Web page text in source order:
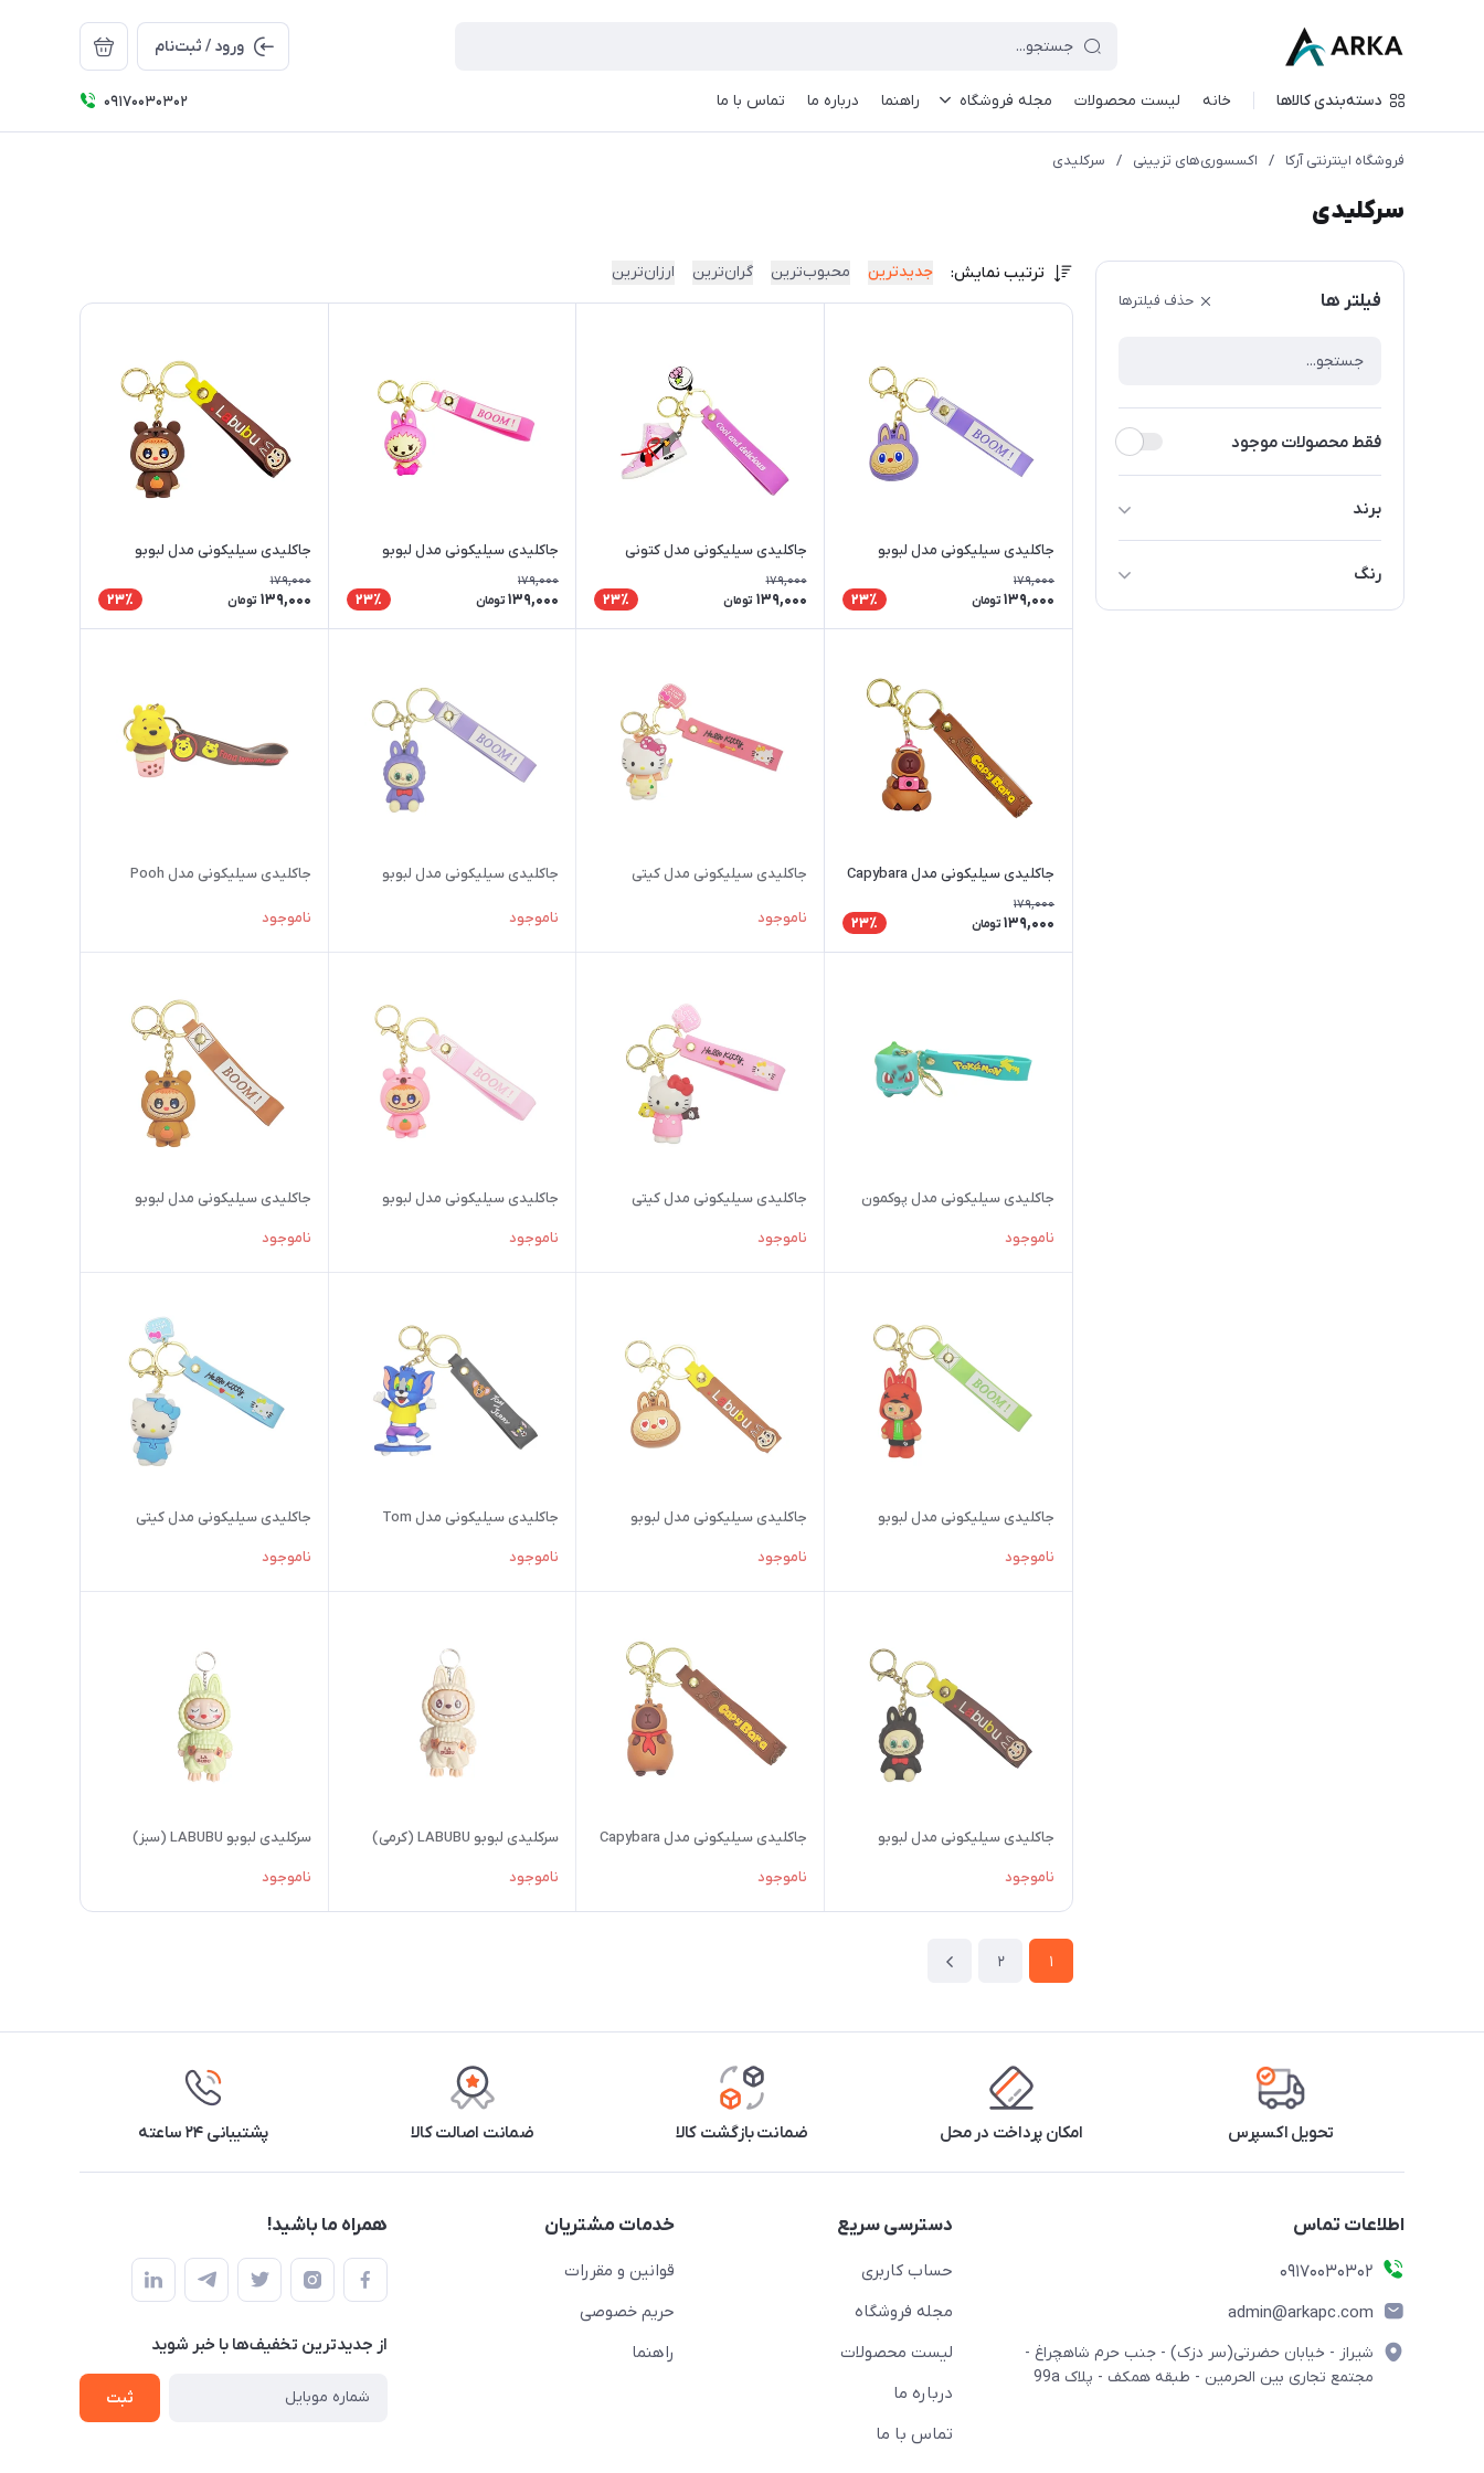
ورود / ثبت‌نام
دسته‌بندی کالاها خانه لیست محصولات مجله فروشگاه راهنما درباره ما تماس با ما 09170030302
فروشگاه اینترنتی آرکا / اکسسوری‌های تزیینی / سرکلیدی
سرکلیدی
فیلتر ها حذف فیلترها
فقط محصولات موجود
برند
رنگ
قرمز
ترتیب نمایش: جدیدترین محبوب‌ترین گران‌ترین ارزان‌ترین
جاکلیدی سیلیکونی مدل لبوبو
179,000
139,000 تومان 23٪
جاکلیدی سیلیکونی مدل کتونی
179,000
139,000 تومان 23٪
جاکلیدی سیلیکونی مدل لبوبو
179,000
139,000 تومان 23٪
جاکلیدی سیلیکونی مدل لبوبو
179,000
139,000 تومان 23٪
جاکلیدی سیلیکونی مدل Capybara
179,000
139,000 تومان 23٪
جاکلیدی سیلیکونی مدل کیتی
ناموجود
جاکلیدی سیلیکونی مدل لبوبو
ناموجود
جاکلیدی سیلیکونی مدل Pooh
ناموجود
جاکلیدی سیلیکونی مدل پوکمون
ناموجود
جاکلیدی سیلیکونی مدل کیتی
ناموجود
جاکلیدی سیلیکونی مدل لبوبو
ناموجود
جاکلیدی سیلیکونی مدل لبوبو
ناموجود
جاکلیدی سیلیکونی مدل لبوبو
ناموجود
جاکلیدی سیلیکونی مدل لبوبو
ناموجود
جاکلیدی سیلیکونی مدل Tom
ناموجود
جاکلیدی سیلیکونی مدل کیتی
ناموجود
جاکلیدی سیلیکونی مدل لبوبو
ناموجود
جاکلیدی سیلیکونی مدل Capybara
ناموجود
سرکلیدی لبوبو LABUBU (کرمی)
ناموجود
سرکلیدی لبوبو LABUBU (سبز)
ناموجود
1
2
تحویل اکسپرس امکان پرداخت در محل ضمانت بازگشت کالا ضمانت اصالت کالا پشتیبانی ۲۴ ساعته
اطلاعات تماس
09170030302
admin@arkapc.com
شیراز - خیابان حضرتی(سر دزک) - جنب حرم شاهچراغ -
مجتمع تجاری بین الحرمین - طبقه همکف - پلاک 99a
دسترسی سریع
حساب کاربری
مجله فروشگاه
لیست محصولات
درباره ما
تماس با ما
خدمات مشتریان
قوانین و مقررات
حریم خصوصی
راهنما
همراه ما باشید!
از جدید‌ترین تخفیف‌ها با‌ خبر شوید
ثبت